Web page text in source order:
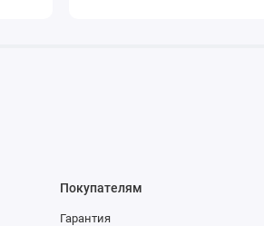
Покупателям
Гарантия